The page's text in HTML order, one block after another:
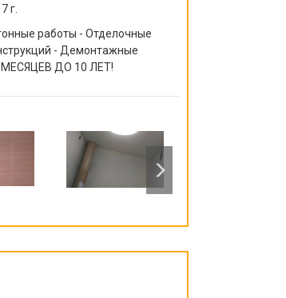
г.
работы - Отделочные
- Демонтажные
ДО 10 ЛЕТ!